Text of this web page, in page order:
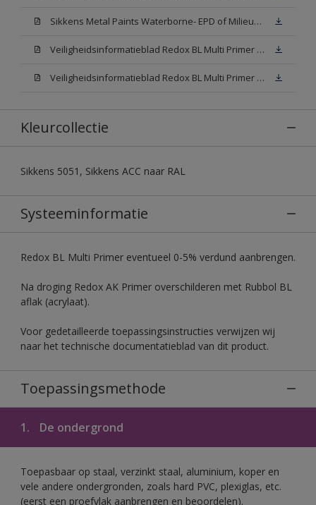
Sikkens Metal Paints Waterborne- EPD of Milieuproductverklaring
Veiligheidsinformatieblad Redox BL Multi Primer W05 (MSDS)
Veiligheidsinformatieblad Redox BL Multi Primer N00 (MSDS)
Kleurcollectie
Sikkens 5051, Sikkens ACC naar RAL
Systeeminformatie
Redox BL Multi Primer eventueel 0-5% verdund aanbrengen.
Na droging Redox AK Primer overschilderen met Rubbol BL
aflak (acrylaat).
Voor gedetailleerde toepassingsinstructies verwijzen wij
naar het technische documentatieblad van dit product.
Toepassingsmethode
1. De ondergrond
Toepasbaar op staal, verzinkt staal, aluminium, koper en
vele andere ondergronden, zoals hard PVC, plexiglas, etc.
(eerst een proefvlak aanbrengen en beoordelen).